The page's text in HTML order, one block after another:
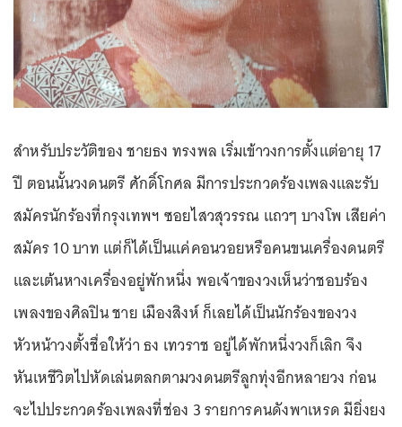
สำหรับประวัติของ ชายธง ทรงพล เริ่มเข้าวงการตั้งแต่อายุ 17
ปี ตอนนั้นวงดนตรี ศักดิ์โกศล มีการประกวดร้องเพลงและรับ
สมัครนักร้องที่กรุงเทพฯ ซอยไสวสุวรรณ แถวๆ บางโพ เสียค่า
สมัคร 10 บาท แต่ก็ได้เป็นแค่คอนวอยหรือคนขนเครื่องดนตรี
และเต้นหางเครื่องอยู่พักหนึ่ง พอเจ้าของวงเห็นว่าชอบร้อง
เพลงของศิลปิน ชาย เมืองสิงห์ ก็เลยได้เป็นนักร้องของวง
หัวหน้าวงตั้งชื่อให้ว่า ธง เทวราช อยู่ได้พักหนึ่งวงก็เลิก จึง
หันเหชีวิตไปหัดเล่นตลกตามวงดนตรีลูกทุ่งอีกหลายวง ก่อน
จะไปประกวดร้องเพลงที่ช่อง 3 รายการคนดังพาเหรด มียิ่งยง